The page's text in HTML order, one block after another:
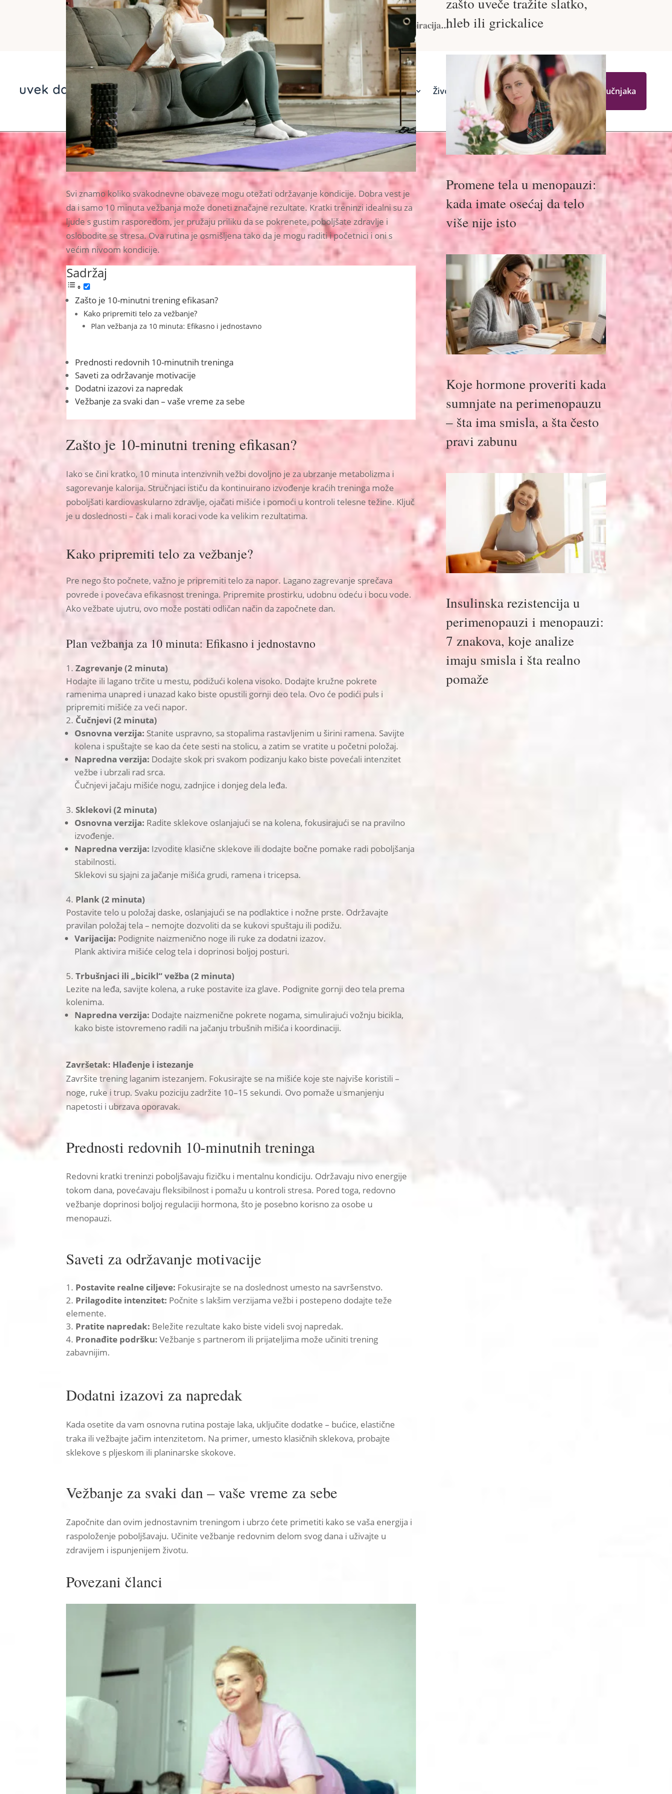
Portal za žene u menopauzi – Podrška, saveti, inspiracija…
Vodič kroz menopauzu Zdravlje i tretmani Životni stil Alati i kvizovi Pitajte stručnjaka
Svi znamo koliko svakodnevne obaveze mogu otežati održavanje kondicije. Dobra vest je
da i samo 10 minuta vežbanja može doneti značajne rezultate. Kratki treninzi idealni su za
ljude s gustim rasporedom, jer pružaju priliku da se pokrenete, poboljšate zdravlje i
oslobodite se stresa. Ova rutina je osmišljena tako da je mogu raditi i početnici i oni s
većim nivoom kondicije.
Sadržaj
Zašto je 10-minutni trening efikasan?
Kako pripremiti telo za vežbanje?
Plan vežbanja za 10 minuta: Efikasno i jednostavno
Prednosti redovnih 10-minutnih treninga
Saveti za održavanje motivacije
Dodatni izazovi za napredak
Vežbanje za svaki dan – vaše vreme za sebe
Zašto je 10-minutni trening efikasan?
Iako se čini kratko, 10 minuta intenzivnih vežbi dovoljno je za ubrzanje metabolizma i
sagorevanje kalorija. Stručnjaci ističu da kontinuirano izvođenje kraćih treninga može
poboljšati kardiovaskularno zdravlje, ojačati mišiće i pomoći u kontroli telesne težine. Ključ
je u doslednosti – čak i mali koraci vode ka velikim rezultatima.
Kako pripremiti telo za vežbanje?
Pre nego što počnete, važno je pripremiti telo za napor. Lagano zagrevanje sprečava
povrede i povećava efikasnost treninga. Pripremite prostirku, udobnu odeću i bocu vode.
Ako vežbate ujutru, ovo može postati odličan način da započnete dan.
Plan vežbanja za 10 minuta: Efikasno i jednostavno
Zagrevanje (2 minuta)
Hodajte ili lagano trčite u mestu, podižući kolena visoko. Dodajte kružne pokrete
ramenima unapred i unazad kako biste opustili gornji deo tela. Ovo će podići puls i
pripremiti mišiće za veći napor.
Čučnjevi (2 minuta)
Osnovna verzija: Stanite uspravno, sa stopalima rastavljenim u širini ramena. Savijte
kolena i spuštajte se kao da ćete sesti na stolicu, a zatim se vratite u početni položaj.
Napredna verzija: Dodajte skok pri svakom podizanju kako biste povećali intenzitet
vežbe i ubrzali rad srca.
Čučnjevi jačaju mišiće nogu, zadnjice i donjeg dela leđa.
Sklekovi (2 minuta)
Osnovna verzija: Radite sklekove oslanjajući se na kolena, fokusirajući se na pravilno
izvođenje.
Napredna verzija: Izvodite klasične sklekove ili dodajte bočne pomake radi poboljšanja
stabilnosti.
Sklekovi su sjajni za jačanje mišića grudi, ramena i tricepsa.
Plank (2 minuta)
Postavite telo u položaj daske, oslanjajući se na podlaktice i nožne prste. Održavajte
pravilan položaj tela – nemojte dozvoliti da se kukovi spuštaju ili podižu.
Varijacija: Podignite naizmenično noge ili ruke za dodatni izazov.
Plank aktivira mišiće celog tela i doprinosi boljoj posturi.
Trbušnjaci ili „bicikl“ vežba (2 minuta)
Lezite na leđa, savijte kolena, a ruke postavite iza glave. Podignite gornji deo tela prema
kolenima.
Napredna verzija: Dodajte naizmenične pokrete nogama, simulirajući vožnju bicikla,
kako biste istovremeno radili na jačanju trbušnih mišića i koordinaciji.
Završetak: Hlađenje i istezanje
Završite trening laganim istezanjem. Fokusirajte se na mišiće koje ste najviše koristili –
noge, ruke i trup. Svaku poziciju zadržite 10–15 sekundi. Ovo pomaže u smanjenju
napetosti i ubrzava oporavak.
Prednosti redovnih 10-minutnih treninga
Redovni kratki treninzi poboljšavaju fizičku i mentalnu kondiciju. Održavaju nivo energije
tokom dana, povećavaju fleksibilnost i pomažu u kontroli stresa. Pored toga, redovno
vežbanje doprinosi boljoj regulaciji hormona, što je posebno korisno za osobe u
menopauzi.
Saveti za održavanje motivacije
Postavite realne ciljeve: Fokusirajte se na doslednost umesto na savršenstvo.
Prilagodite intenzitet: Počnite s lakšim verzijama vežbi i postepeno dodajte teže
elemente.
Pratite napredak: Beležite rezultate kako biste videli svoj napredak.
Pronađite podršku: Vežbanje s partnerom ili prijateljima može učiniti trening
zabavnijim.
Dodatni izazovi za napredak
Kada osetite da vam osnovna rutina postaje laka, uključite dodatke – bućice, elastične
traka ili vežbajte jačim intenzitetom. Na primer, umesto klasičnih sklekova, probajte
sklekove s pljeskom ili planinarske skokove.
Vežbanje za svaki dan – vaše vreme za sebe
Započnite dan ovim jednostavnim treningom i ubrzo ćete primetiti kako se vaša energija i
raspoloženje poboljšavaju. Učinite vežbanje redovnim delom svog dana i uživajte u
zdravijem i ispunjenijem životu.
Povezani članci
hleb ili grickalice
Promene tela u menopauzi:
kada imate osećaj da telo
više nije isto
Koje hormone proveriti kada
sumnjate na perimenopauzu
– šta ima smisla, a šta često
pravi zabunu
Insulinska rezistencija u
perimenopauzi i menopauzi:
7 znakova, koje analize
imaju smisla i šta realno
pomaže